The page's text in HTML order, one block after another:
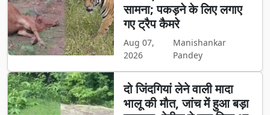
सामना; पकड़ने के लिए लगाए
गए ट्रैप कैमरे
Aug 07,
2026
Manishankar
Pandey
दो जिंदगियां लेने वाली मादा
भालू की मौत, जांच में हुआ बड़ा